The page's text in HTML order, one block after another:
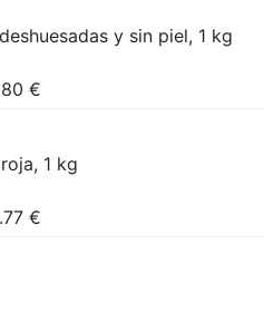
y sin piel, 1 kg
€
1 kg
€